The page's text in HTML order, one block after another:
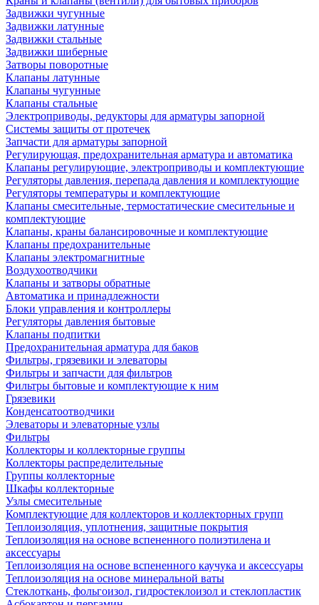
Задвижки чугунные
Задвижки латунные
Задвижки стальные
Задвижки шиберные
Затворы поворотные
Клапаны латунные
Клапаны чугунные
Клапаны стальные
Электроприводы, редукторы для арматуры запорной
Системы защиты от протечек
Запчасти для арматуры запорной
Регулирующая, предохранительная арматура и автоматика
Клапаны регулирующие, электроприводы и комплектующие
Регуляторы давления, перепада давления и комплектующие
Регуляторы температуры и комплектующие
Клапаны смесительные, термостатические смесительные и
комплектующие
Клапаны, краны балансировочные и комплектующие
Клапаны предохранительные
Клапаны электромагнитные
Воздухоотводчики
Клапаны и затворы обратные
Автоматика и принадлежности
Блоки управления и контроллеры
Регуляторы давления бытовые
Клапаны подпитки
Предохранительная арматура для баков
Фильтры, грязевики и элеваторы
Фильтры и запчасти для фильтров
Фильтры бытовые и комплектующие к ним
Грязевики
Конденсатоотводчики
Элеваторы и элеваторные узлы
Фильтры
Коллекторы и коллекторные группы
Коллекторы распределительные
Группы коллекторные
Шкафы коллекторные
Узлы смесительные
Комплектующие для коллекторов и коллекторных групп
Теплоизоляция, уплотнения, защитные покрытия
Теплоизоляция на основе вспененного полиэтилена и
аксессуары
Теплоизоляция на основе вспененного каучука и аксессуары
Теплоизоляция на основе минеральной ваты
Стеклоткань, фольгоизол, гидростеклоизол и стеклопластик